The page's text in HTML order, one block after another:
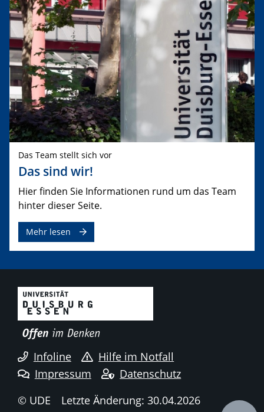
Das Team stellt sich vor
Das sind wir!
Hier finden Sie Informationen rund um das Team
hinter dieser Seite.
Mehr lesen
Infoline
Hilfe im Notfall
Impressum
Datenschutz
© UDE
Letzte Änderung: 30.04.2026